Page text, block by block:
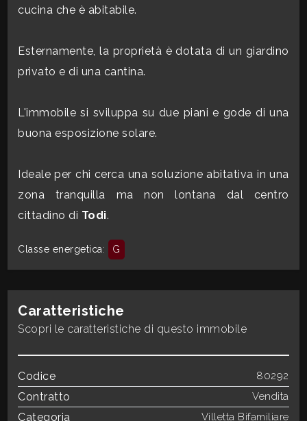
cucina che è abitabile.
Esternamente, la proprietà è dotata di un giardino
privato e di una cantina.
L'immobile si sviluppa su due piani e gode di una
buona esposizione solare.
Ideale per chi cerca una soluzione abitativa in una
zona tranquilla ma non lontana dal centro
cittadino di Todi.
Classe energetica: G
Caratteristiche
Scopri le caratteristiche di questo immobile
Codice 80292
Contratto Vendita
Categoria Villetta Bifamiliare
Locali
minimi
Qualsiasi
2